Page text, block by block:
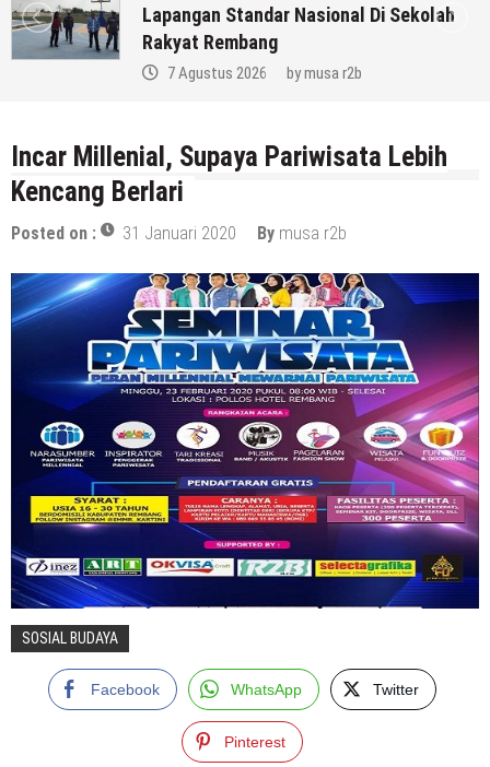
Lapangan Standar Nasional Di Sekolah
Rakyat Rembang
7 Agustus 2026 bymusa r2b
Incar Millenial, Supaya Pariwisata Lebih
Kencang Berlari
Posted on : 31 Januari 2020 By musa r2b
SOSIAL BUDAYA
Facebook WhatsApp Twitter
Pinterest